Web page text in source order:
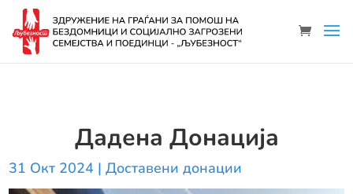
Дадена Донација
31 Окт 2024 |Доставени донации